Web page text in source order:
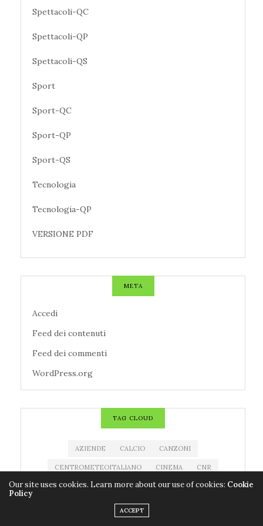
Spettacoli-QC
Spettacoli-QP
Spettacoli-QS
Sport
Sport-QC
Sport-QP
Sport-QS
Tecnologia
Tecnologia-QP
VERSIONE PDF
META
Accedi
Feed dei contenuti
Feed dei commenti
WordPress.org
TAG CLOUD
AZIENDE CALCIO CANZONI
CENTROMETEOITALIANO CINEMA CNR
CODACONS COLDIRETTI CORONAVIRUS
EDITORIA ESTRAZIONE MILLIONDAY
Our site uses cookies. Learn more about our use of cookies: Cookie
Policy
ACCEPT